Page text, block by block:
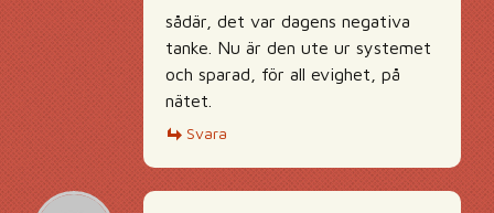
sådär, det var dagens negativa
tanke. Nu är den ute ur systemet
och sparad, för all evighet, på
nätet.
Svara